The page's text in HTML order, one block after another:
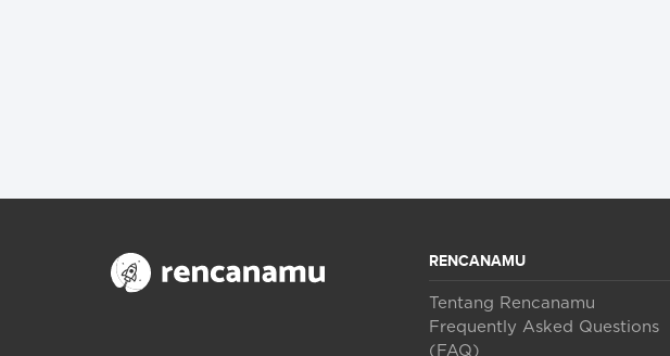
RENCANAMU
Tentang Rencanamu
Frequently Asked Questions
(FAQ)